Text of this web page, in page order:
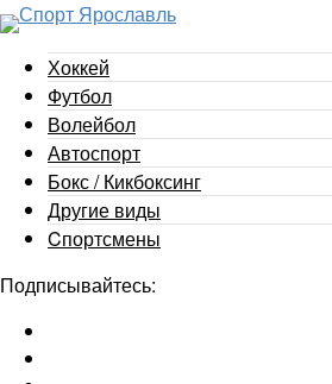
Хоккей
Футбол
Волейбол
Автоспорт
Бокс / Кикбоксинг
Другие виды
Cпортсмены
Подписывайтесь: